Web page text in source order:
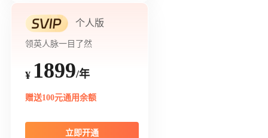
个人版
领英人脉一目了然
¥ 1899/年
赠送100元通用余额
立即开通